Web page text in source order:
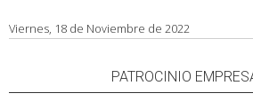
Viernes, 18 de Noviembre de 2022
PATROCINIO